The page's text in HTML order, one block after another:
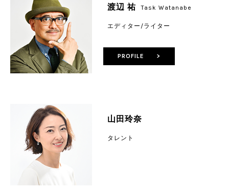
渡辺 祐 Task Watanabe
エディター/ライター
山田玲奈
タレント
PROFILE >